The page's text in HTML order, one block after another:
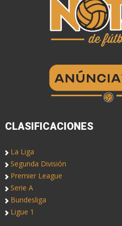
CLASIFICACIONES
La Liga
Segunda División
Premier League
Serie A
Bundesliga
Ligue 1